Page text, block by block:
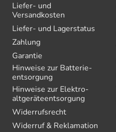
Liefer- und
Versandkosten
Liefer- und Lagerstatus
Zahlung
Garantie
Hinweise zur Batterie­
entsorgung
Hinweise zur Elektro­
altgeräte­entsorgung
Widerrufsrecht
Widerruf & Reklamation